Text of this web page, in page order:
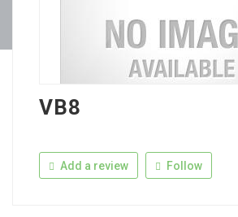
VB8
Add a review Follow